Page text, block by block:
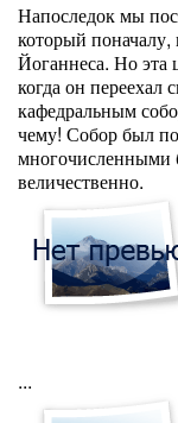
Напоследок мы
который
Йоганнеса. Но эта
когда он переехал
кафедральным
чему! Собор был
многочисленными
величественно.
...